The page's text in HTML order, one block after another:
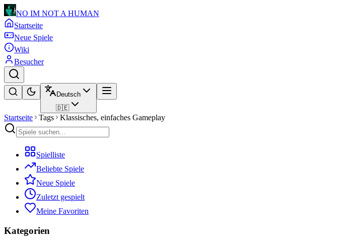
NO IM NOT A HUMAN
Startseite
Neue Spiele
Wiki
Besucher
Deutsch
🇩🇪
Startseite Tags Klassisches, einfaches Gameplay
Spielliste
Beliebte Spiele
Neue Spiele
Zuletzt gespielt
Meine Favoriten
Kategorien